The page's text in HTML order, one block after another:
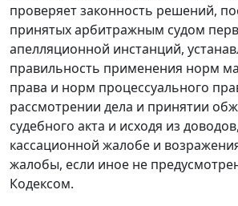
проверяет законность решений,
принятых арбитражным судом
апелляционной инстанций,
правильность применения норм
права и норм процессуального
рассмотрении дела и принятии
судебного акта и исходя из
кассационной жалобе и
жалобы, если иное не
Кодексом.